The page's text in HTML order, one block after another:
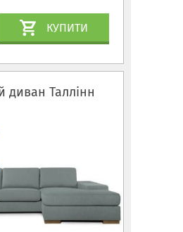
КУПИТИ
диван Таллінн